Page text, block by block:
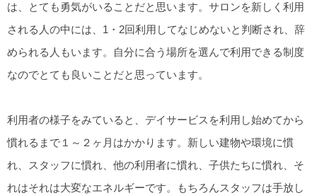
は、とても勇気がいることだと思います。サロンを新しく利用
される人の中には、1・2回利用してなじめないと判断され、辞
められる人もいます。自分に合う場所を選んで利用できる制度
なのでとても良いことだと思っています。
利用者の様子をみていると、デイサービスを利用し始めてから
慣れるまで１～２ヶ月はかかります。新しい建物や環境に慣
れ、スタッフに慣れ、他の利用者に慣れ、子供たちに慣れ、そ
れはそれは大変なエネルギーです。もちろんスタッフは手放し